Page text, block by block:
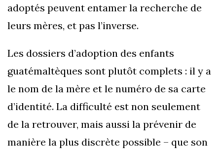
adoptés peuvent entamer la recherche de
leurs mères, et pas l’inverse.
Les dossiers d’adoption des enfants
guatémaltèques sont plutôt complets : il y a
le nom de la mère et le numéro de sa carte
d’identité. La difficulté est non seulement
de la retrouver, mais aussi la prévenir de
manière la plus discrète possible – que son